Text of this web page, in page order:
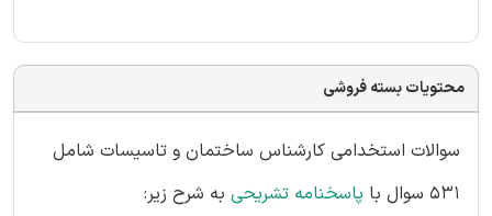
محتویات بسته فروشی
سوالات استخدامی کارشناس ساختمان و تاسیسات شامل
531 سوال با
پاسخنامه تشریحی به شرح زیر: